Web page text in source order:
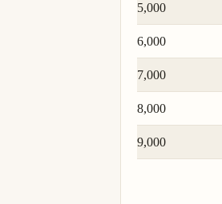
5,000
6,000
7,000
8,000
9,000